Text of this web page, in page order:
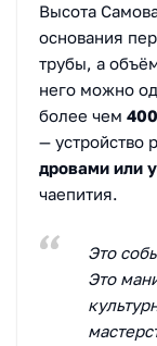
Высота
основания
трубы, а
него можно
более чем
— устройство
дровами или
чаепития.
Это
Это